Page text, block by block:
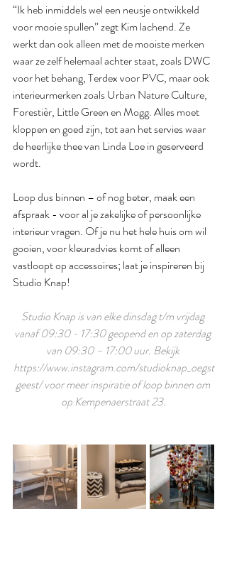
“Ik heb inmiddels wel een neusje ontwikkeld
voor mooie spullen” zegt Kim lachend. Ze
werkt dan ook alleen met de mooiste merken
waar ze zelf helemaal achter staat, zoals DWC
voor het behang, Terdex voor PVC, maar ook
interieurmerken zoals Urban Nature Culture,
Forestièr, Little Green en Mogg. Alles moet
kloppen en goed zijn, tot aan het servies waar
de heerlijke thee van Linda Loe in geserveerd
wordt.
Loop dus binnen – of nog beter, maak een
afspraak - voor al je zakelijke of persoonlijke
interieur vragen. Of je nu het hele huis om wil
gooien, voor kleuradvies komt of alleen
vastloopt op accessoires; laat je inspireren bij
Studio Knap!
Studio Knap is van elke dinsdag t/m vrijdag
vanaf 09:30 - 17:30 geopend en op zaterdag
van 09:30 – 17:00 uur. Bekijk
https://www.instagram.com/studioknap_oegst
geest/ voor meer inspiratie of loop binnen om
op Kempenaerstraat 23.